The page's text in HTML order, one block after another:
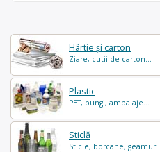
Hârtie și carton
Ziare, cutii de carton...
Plastic
PET, pungi, ambalaje...
Sticlă
Sticle, borcane, geamuri...